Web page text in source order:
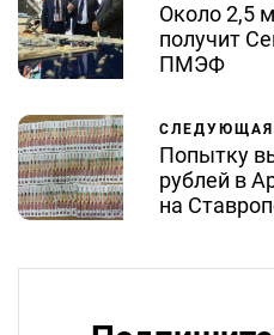
Около 2,5
получит
ПМЭФ
СЛЕДУЮЩАЯ
Попытку
рублей в
на